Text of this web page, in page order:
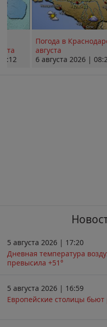
Погода в
августа
6 августа 2026 |
5 августа 2026 | 17:20
Дневная температура
превысила +51°
5 августа 2026 | 16:59
Европейские столицы